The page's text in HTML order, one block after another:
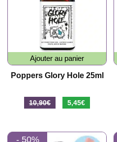
Ajouter au panier
Poppers Glory Hole 25ml
10,90€
Le
était :
5,45€
est :
- 50%